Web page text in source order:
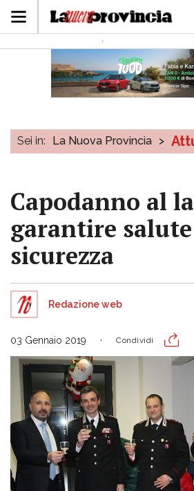
Sei in: La Nuova Provincia >
Capodanno al
garantire
sicurezza
Redazione web
03 Gennaio 2019 Condividi